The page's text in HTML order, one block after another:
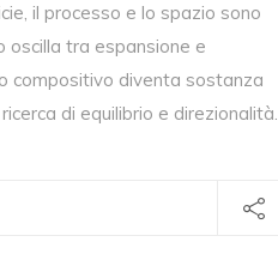
il processo e lo spazio sono
oscilla tra espansione e
compositivo diventa sostanza
di equilibrio e direzionalità.